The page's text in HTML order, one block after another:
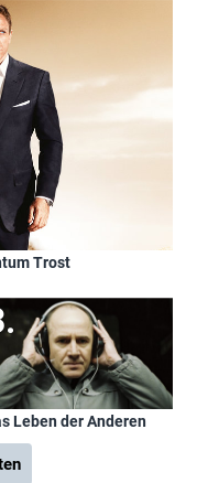
Trost
Leben der Anderen